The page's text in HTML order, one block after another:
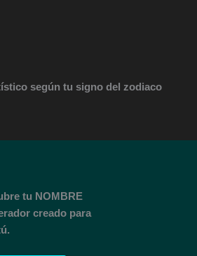
según tu signo del zodiaco
tu NOMBRE
creado para